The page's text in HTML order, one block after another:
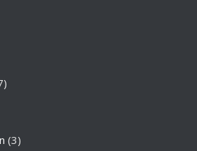
(3)